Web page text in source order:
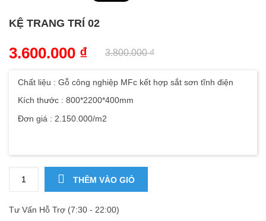
KỆ TRANG TRÍ 02
3.800.000₫
3.600.000 ₫
Chất liệu : Gỗ công nghiệp MFc kết hợp sắt sơn tĩnh điện
Kích thước : 800*2200*400mm
Đơn giá : 2.150.000/m2
THÊM VÀO GIỎ
Tư Vấn Hỗ Trợ (7:30 - 22:00)